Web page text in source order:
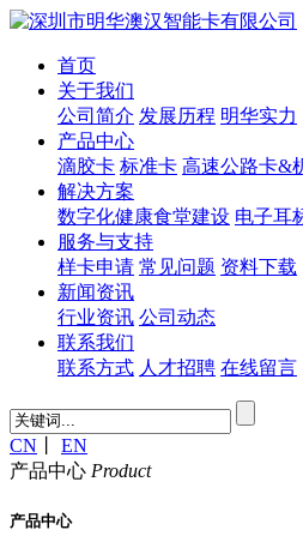
首页
关于我们
公司简介 发展历程 明华实力
产品中心
滴胶卡 标准卡 高速公路卡&
解决方案
数字化健康食堂建设 电子耳
服务与支持
样卡申请 常见问题 资料下载
新闻资讯
行业资讯 公司动态
联系我们
联系方式 人才招聘 在线留言
CN
EN
产品中心 Product
产品中心